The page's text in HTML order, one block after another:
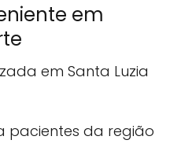
em
em Santa Luzia
pacientes da região